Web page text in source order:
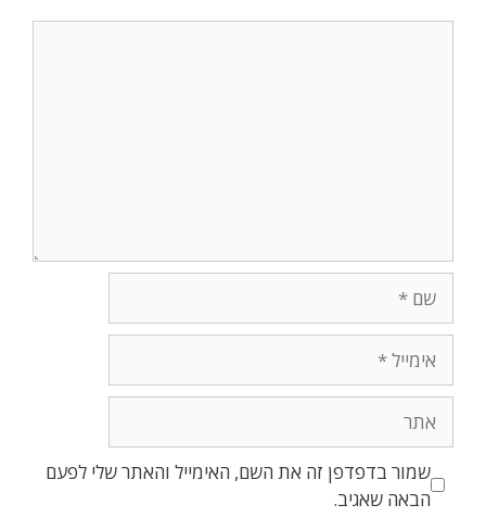
שמור בדפדפן זה את השם, האימייל והאתר שלי לפעם
הבאה שאגיב.